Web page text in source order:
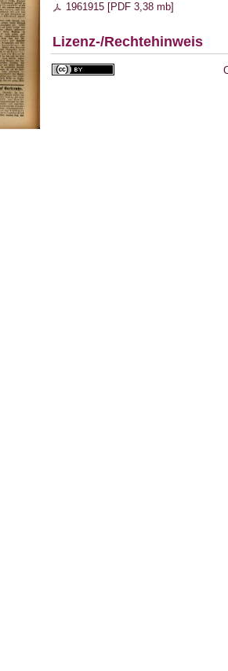
1961915 [PDF 3,38 mb]
Lizenz-/Rechtehinweis